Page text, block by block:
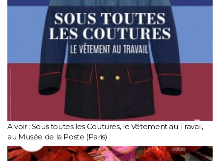
A voir : Sous toutes les Coutures, le Vêtement au Travail,
au Musée de la Poste (Paris)